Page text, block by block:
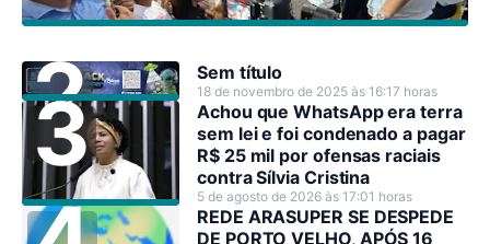
Sem título
18 de novembro de 2025 às 16:17 horas
Achou que WhatsApp era terra
sem lei e foi condenado a pagar
R$ 25 mil por ofensas raciais
contra Sílvia Cristina
5 de agosto de 2026 às 17:01 horas
REDE ARASUPER SE DESPEDE
DE PORTO VELHO, APÓS 16